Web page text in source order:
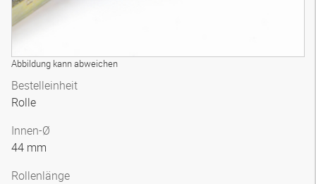
Abbildung kann abweichen
Bestelleinheit
Rolle
Innen-Ø
44 mm
Rollenlänge